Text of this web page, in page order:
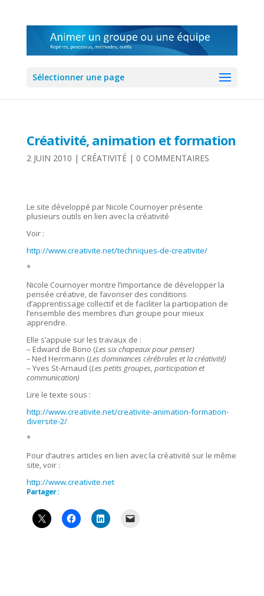
Sélectionner une page
Créativité, animation et formation
2 JUIN 2010 | CRÉATIVITÉ| 0 COMMENTAIRES
Le site développé par Nicole Cournoyer présente
plusieurs outils en lien avec la créativité
Voir :
http://www.creativite.net/techniques-de-creativite/
*
Nicole Cournoyer montre l’importance de développer la
pensée créative, de favoriser des conditions
d’apprentissage collectif et de faciliter la participation de
l’ensemble des membres d’un groupe pour mieux
apprendre.
Elle s’appuie sur les travaux de :
– Edward de Bono (Les six chapeaux pour penser)
– Ned Herrmann (Les dominances cérébrales et la créativité)
– Yves St-Arnaud (Les petits groupes, participation et
communication)
Lire le texte sous :
http://www.creativite.net/creativite-animation-formation-
diversite-2/
*
Pour d’autres articles en lien avec la créativité sur le même
site, voir :
http://www.creativite.net
Partager :